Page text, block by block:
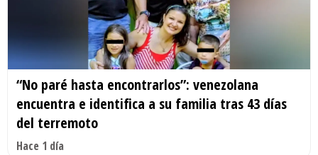
“No paré hasta encontrarlos”: venezolana
encuentra e identifica a su familia tras 43 días
del terremoto
Hace 1 día